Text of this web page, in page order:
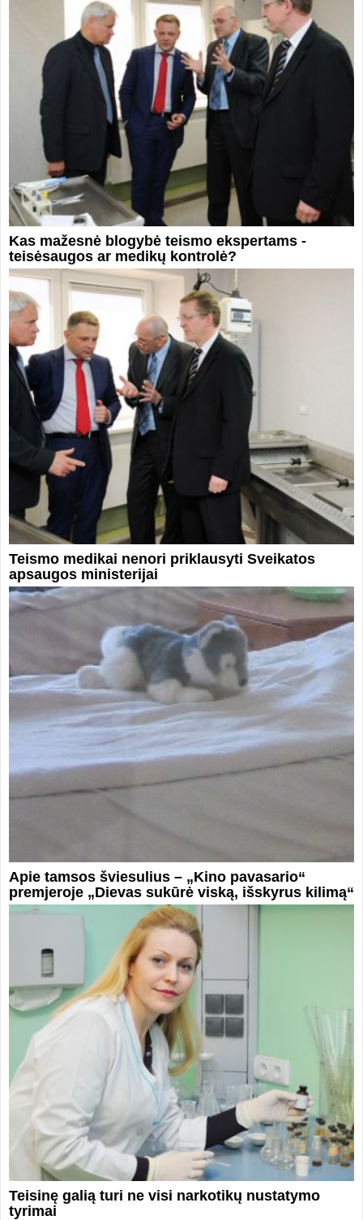
Kas mažesnė blogybė teismo ekspertams -
teisėsaugos ar medikų kontrolė?
Teismo medikai nenori priklausyti Sveikatos
apsaugos ministerijai
Apie tamsos šviesulius – „Kino pavasario“
premjeroje „Dievas sukūrė viską, išskyrus kilimą“
Teisinę galią turi ne visi narkotikų nustatymo
tyrimai